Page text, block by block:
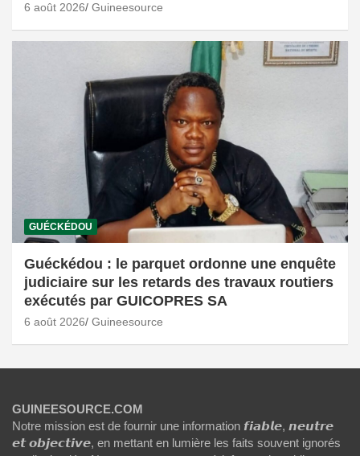
6 août 2026 Guineesource
GUÉCKÉDOU
Guéckédou : le parquet ordonne une enquête
judiciaire sur les retards des travaux routiers
exécutés par GUICOPRES SA
6 août 2026 Guineesource
GUINEESOURCE.COM
Notre mission est de fournir une information 𝙛𝙞𝙖𝙗𝙡𝙚, 𝙣𝙚𝙪𝙩𝙧𝙚
𝙚𝙩 𝙤𝙗𝙟𝙚𝙘𝙩𝙞𝙫𝙚, en mettant en lumière les faits souvent ignorés